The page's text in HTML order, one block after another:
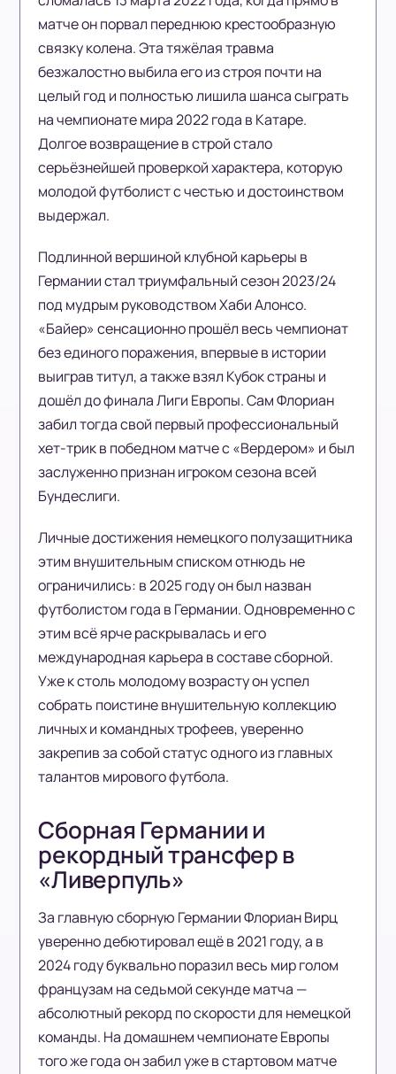
матче он порвал переднюю крестообразную
связку колена. Эта тяжёлая травма
безжалостно выбила его из строя почти на
целый год и полностью лишила шанса сыграть
на чемпионате мира 2022 года в Катаре.
Долгое возвращение в строй стало
серьёзнейшей проверкой характера, которую
молодой футболист с честью и достоинством
выдержал.
Подлинной вершиной клубной карьеры в
Германии стал триумфальный сезон 2023/24
под мудрым руководством Хаби Алонсо.
«Байер» сенсационно прошёл весь чемпионат
без единого поражения, впервые в истории
выиграв титул, а также взял Кубок страны и
дошёл до финала Лиги Европы. Сам Флориан
забил тогда свой первый профессиональный
хет-трик в победном матче с «Вердером» и был
заслуженно признан игроком сезона всей
Бундеслиги.
Личные достижения немецкого полузащитника
этим внушительным списком отнюдь не
ограничились: в 2025 году он был назван
футболистом года в Германии. Одновременно с
этим всё ярче раскрывалась и его
международная карьера в составе сборной.
Уже к столь молодому возрасту он успел
собрать поистине внушительную коллекцию
личных и командных трофеев, уверенно
закрепив за собой статус одного из главных
талантов мирового футбола.
Сборная Германии и
рекордный трансфер в
«Ливерпуль»
За главную сборную Германии Флориан Вирц
уверенно дебютировал ещё в 2021 году, а в
2024 году буквально поразил весь мир голом
французам на седьмой секунде матча —
абсолютный рекорд по скорости для немецкой
команды. На домашнем чемпионате Европы
того же года он забил уже в стартовом матче